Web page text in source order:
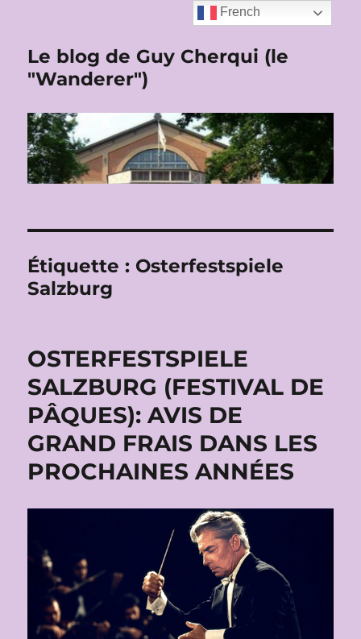
Le blog de Guy Cherqui (le
"Wanderer")
Étiquette : Osterfestspiele
Salzburg
OSTERFESTSPIELE
SALZBURG (FESTIVAL DE
PÂQUES): AVIS DE
GRAND FRAIS DANS LES
PROCHAINES ANNÉES
French